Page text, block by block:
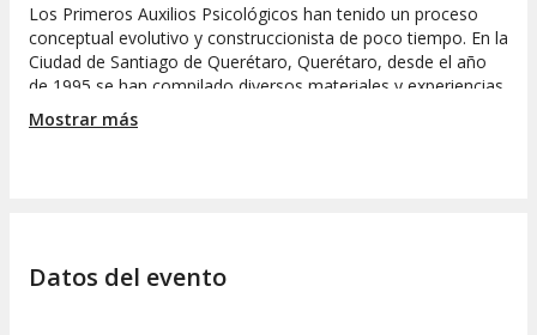
Los Primeros Auxilios Psicológicos han tenido un proceso
conceptual evolutivo y construccionista de poco tiempo. En la
Ciudad de Santiago de Querétaro, Querétaro, desde el año
de 1995 se han compilado diversos materiales y experiencias
donde se procura la formación de especialistas que ofrezcan
una intervención urgente y un tratamiento corto a personas
mental; esto es, por maestros, orientadores, personal del
Mostrar más
Datos del evento